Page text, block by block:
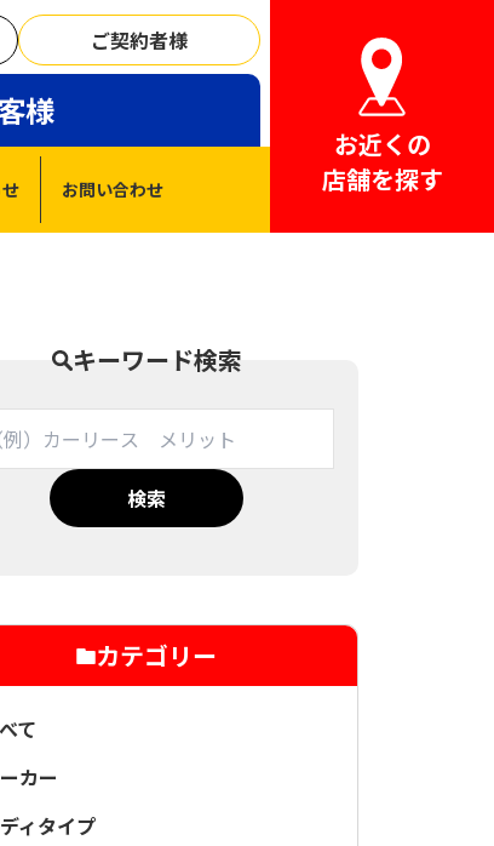
ご契約者様
様
お問い合わせ
お近くの
店舗を探す
キーワード検索
検索
カテゴリー
て
カー
ィタイプ